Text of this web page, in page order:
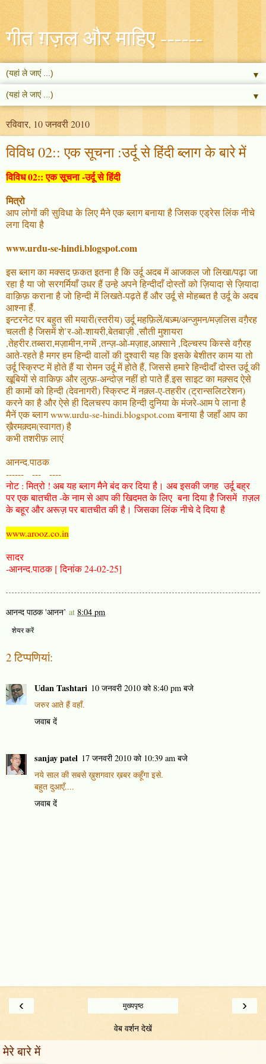
गीत ग़ज़ल और माहिए ------
▼
▼
रविवार, 10 जनवरी 2010
विविध 02:: एक सूचना :उर्दू से हिंदी ब्लाग के बारे में
विविध 02:: एक सूचना -उर्दू से हिंदी
मित्रो
आप लोगों की सुविधा के लिए मैने एक ब्लाग बनाया है जिसक एड्रेस लिंक नीचे
लगा दिया है
www.urdu-se-hindi.blogspot.com
इस ब्लाग का मक्सद फ़कत इतना है कि उर्दू अदब में आजकल जो लिखा/पढ़ा जा
रहा है या जो सरगर्मियाँ उधर हैं उन्हे अपने हिन्दीदाँ दोस्तों को ज़ियादा से ज़ियादा
वाक़िफ़ कराना है जो हिन्दी में लिखते-पढ़ते हैं और उर्दू से मोहब्बत है उर्दू के अदब
आश्ना हैं.
इन्टरनेट पर बहुत सी मयारी(स्तरीय) उर्दू महफ़िलें/बज़्म/अन्जुमन/मज़लिस वगै़रह
चलती है जिसमें शे’र-ओ-शायरी,बेतबाज़ी ,सौती मुशायरा
,तेहरीर.तब्सरा,मज़ामीन,नग्में ,तन्ज़-ओ-मज़ाह,अफ़्साने ,दिल्चस्प किस्से वगै़रह
आते-रहते है मगर हम हिन्दी वालों की दुश्वारी यह कि इसके बेशीतर काम या तो
उर्दू स्क्रिप्ट में होते हैं या रोमन उर्दू में होते हैं, जिससे हमारे हिन्दीदाँ दोस्त उर्दू की
खूबियों से वाकिफ़ और लुत्फ़-अन्दोज़ नहीं हो पाते हैं.इस साइट का मक़्सद ऐसे
ही कामों को हिन्दी (देवनागरी) स्क्रिप्ट में नक़्ल-ए-तहरीर (ट्रान्सलिटरेशन)
करने का है और ऐसे ही दिलचस्प काम हिन्दी दुनिया के मंजरे-आम पे लाना है
मैनें एक ब्लाग www.urdu-se-hindi.blogspot.com बनाया है जहाँ आप का
ख़ैरमक़्दम(स्वागत) है
कभी तशरीफ़ लाएं
आनन्द.पाठक
------ --- ----
नोट : मित्रो ! अब यह ब्लाग मैने बंद कर दिया है। अब इसकी जगह उर्दू बह्र
पर एक बातचीत -के नाम से आप की खिदमत के लिए बना दिया है जिसमें ग़ज़ल
के बहूर और अरूज़ पर बातचीत की है। जिसका लिंक नीचे दे दिया है
www.arooz.co.in
सादर
-आनन्द.पाठक [ दिनांक 24-02-25]
आनन्द पाठक 'आनन’ at 8:04 pm
शेयर करें
2 टिप्‍पणियां:
Udan Tashtari 10 जनवरी 2010 को 8:40 pm बजे
जरुर आते हैं वहाँ.
जवाब दें
sanjay patel 17 जनवरी 2010 को 10:39 am बजे
नये साल की सबसे ख़ुशगवार ख़बर कहूँगा इसे.
बहुत दुआएँ....
जवाब दें
‹ ›
मुख्यपृष्ठ
वेब वर्शन देखें
मेरे बारे में